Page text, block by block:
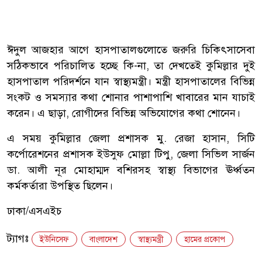
ঈদুল আজহার আগে হাসপাতালগুলোতে জরুরি চিকিৎসাসেবা
সঠিকভাবে পরিচালিত হচ্ছে কি-না, তা দেখতেই কুমিল্লার দুই
হাসপাতাল পরিদর্শনে যান স্বাস্থ্যমন্ত্রী। মন্ত্রী হাসপাতালের বিভিন্ন
সংকট ও সমস্যার কথা শোনার পাশাপাশি খাবারের মান যাচাই
করেন। এ ছাড়া, রোগীদের বিভিন্ন অভিযোগের কথা শোনেন।
এ সময় কুমিল্লার জেলা প্রশাসক মু. রেজা হাসান, সিটি
কর্পোরেশনের প্রশাসক ইউসুফ মোল্লা টিপু, জেলা সিভিল সার্জন
ডা. আলী নূর মোহাম্মদ বশিরসহ স্বাস্থ্য বিভাগের ঊর্ধ্বতন
কর্মকর্তারা উপস্থিত ছিলেন।
ঢাকা/এসএইচ
ট্যাগঃ ইউনিসেফ বাংলাদেশ স্বাস্থ্যমন্ত্রী হামের প্রকোপ